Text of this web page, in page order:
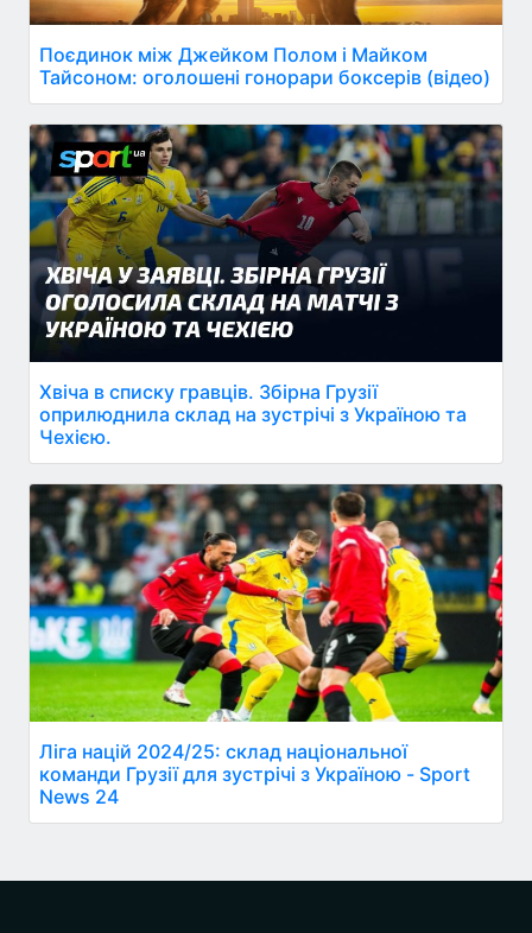
Поєдинок між Джейком Полом і Майком
Тайсоном: оголошені гонорари боксерів (відео)
Хвіча в списку гравців. Збірна Грузії
оприлюднила склад на зустрічі з Україною та
Чехією.
Ліга націй 2024/25: склад національної
команди Грузії для зустрічі з Україною - Sport
News 24